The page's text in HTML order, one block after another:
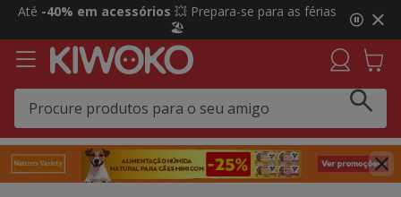
2
3,
mensagem,
Até -40% em acessórios 💥 Prepara-se para as férias
🏖️